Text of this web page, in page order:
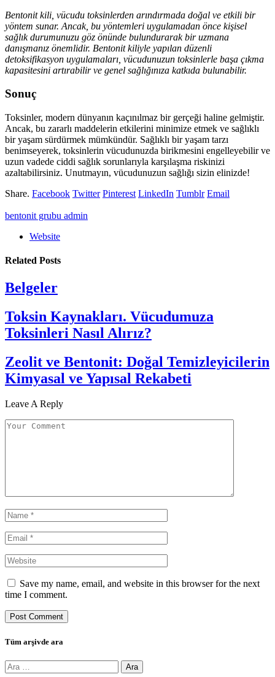
Bentonit kili, vücudu toksinlerden arındırmada doğal ve etkili bir
yöntem sunar. Ancak, bu yöntemleri uygulamadan önce kişisel
sağlık durumunuzu göz önünde bulundurarak bir uzmana
danışmanız önemlidir. Bentonit kiliyle yapılan düzenli
detoksifikasyon uygulamaları, vücudunuzun toksinlerle başa çıkma
kapasitesini artırabilir ve genel sağlığınıza katkıda bulunabilir.
Sonuç
Toksinler, modern dünyanın kaçınılmaz bir gerçeği haline gelmiştir.
Ancak, bu zararlı maddelerin etkilerini minimize etmek ve sağlıklı
bir yaşam sürdürmek mümkündür. Sağlıklı bir yaşam tarzı
benimseyerek, toksinlerin vücudunuzda birikmesini engelleyebilir ve
uzun vadede ciddi sağlık sorunlarıyla karşılaşma riskinizi
azaltabilirsiniz. Unutmayın, vücudunuzun sağlığı sizin elinizde!
Share. Facebook Twitter Pinterest LinkedIn Tumblr Email
bentonit grubu admin
Website
Related Posts
Belgeler
Toksin Kaynakları. Vücudumuza
Toksinleri Nasıl Alırız?
Zeolit ve Bentonit: Doğal Temizleyicilerin
Kimyasal ve Yapısal Rekabeti
Leave A Reply
Save my name, email, and website in this browser for the next
time I comment.
Tüm arşivde ara
Arama: